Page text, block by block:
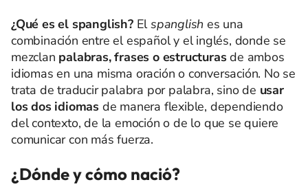
¿Qué es el spanglish?Elspanglish es una
combinación entre el español y el inglés, donde se
mezclan palabras, frases o estructurasde ambos
idiomas en una misma oración o conversación. No se
trata de traducir palabra por palabra, sino de usar
los dos idiomas de manera flexible, dependiendo
del contexto, de la emoción o de lo que se quiere
comunicar con más fuerza.
¿Dónde y cómo nació?